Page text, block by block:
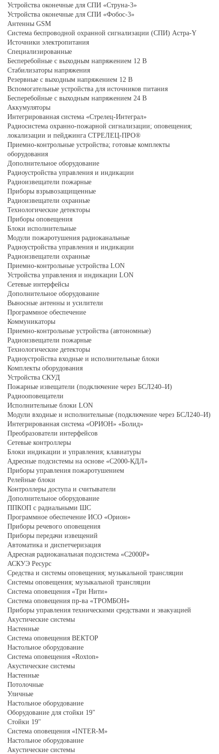
Устройства оконечные для СПИ «Струна-3»
Устройства оконечные для СПИ «Фобос-3»
Антенны GSM
Система беспроводной охранной сигнализации (СПИ) Астра-Y
Источники электропитания
Специализированные
Бесперебойные с выходным напряжением 12 В
Стабилизаторы напряжения
Резервные с выходным напряжением 12 В
Вспомогательные устройства для источников питания
Бесперебойные с выходным напряжением 24 В
Аккумуляторы
Интегрированная система «Стрелец-Интеграл»
Радиосистема охранно-пожарной сигнализации; оповещения;
локализации и пейджинга СТРЕЛЕЦ-ПРО®
Приемно-контрольные устройства; готовые комплекты
оборудования
Дополнительное оборудование
Радиоустройства управления и индикации
Радиоизвещатели пожарные
Приборы взрывозащищенные
Радиоизвещатели охранные
Технологические детекторы
Приборы оповещения
Блоки исполнительные
Модули пожаротушения радиоканальные
Радиоустройства управления и индикации
Радиоизвещатели охранные
Приемно-контрольные устройства LON
Устройства управления и индикации LON
Сетевые интерфейсы
Дополнительное оборудование
Выносные антенны и усилители
Программное обеспечение
Коммуникаторы
Приемно-контрольные устройства (автономные)
Радиоизвещатели пожарные
Технологические детекторы
Радиоустройства входные и исполнительные блоки
Комплекты оборудования
Устройства СКУД
Пожарные извещатели (подключение через БСЛ240–И)
Радиооповещатели
Исполнительные блоки LON
Модули входные и исполнительные (подключение через БСЛ240–И)
Интегрированная система «ОРИОН» «Болид»
Преобразователи интерфейсов
Сетевые контроллеры
Блоки индикации и управления; клавиатуры
Адресные подсистемы на основе «С2000-КДЛ»
Приборы управления пожаротушением
Релейные блоки
Контроллеры доступа и считыватели
Дополнительное оборудование
ППКОП с радиальными ШС
Программное обеспечение ИСО «Орион»
Приборы речевого оповещения
Приборы передачи извещений
Автоматика и диспетчеризация
Адресная радиоканальная подсистема «С2000Р»
АСКУЭ Ресурс
Средства и системы оповещения; музыкальной трансляции
Системы оповещения; музыкальной трансляции
Система оповещения «Три Нити»
Система оповещения пр-ва «ТРОМБОН»
Приборы управления техническими средствами и эвакуацией
Акустические системы
Настенные
Система оповещения ВЕКТОР
Настольное оборудование
Система оповещения «Roxton»
Акустические системы
Настенные
Потолочные
Уличные
Настольное оборудование
Оборудование для стойки 19"
Стойки 19"
Система оповещения «INTER-M»
Настольное оборудование
Акустические системы